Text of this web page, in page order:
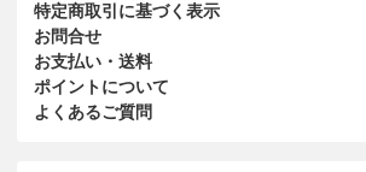
特定商取引に基づく表示
お問合せ
お支払い・送料
ポイントについて
よくあるご質問